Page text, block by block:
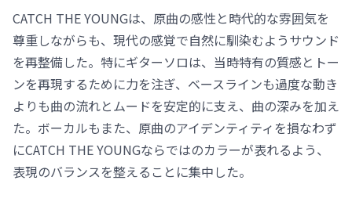
CATCH THE YOUNGは、原曲の感性と時代的な雰囲気を
尊重しながらも、現代の感覚で自然に馴染むようサウンド
を再整備した。特にギターソロは、当時特有の質感とトー
ンを再現するために力を注ぎ、ベースラインも過度な動き
よりも曲の流れとムードを安定的に支え、曲の深みを加え
た。ボーカルもまた、原曲のアイデンティティを損なわず
にCATCH THE YOUNGならではのカラーが表れるよう、
表現のバランスを整えることに集中した。